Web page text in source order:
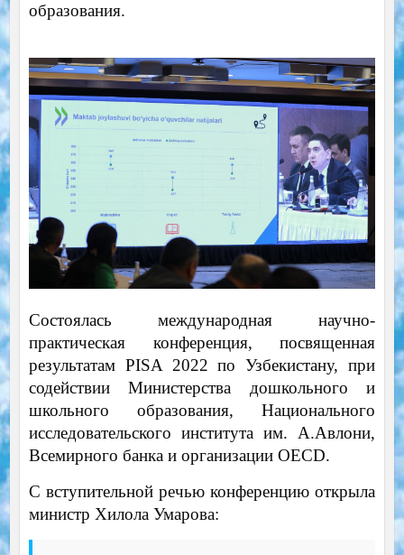
образования.
Состоялась международная научно-
практическая конференция, посвященная
результатам PISA 2022 по Узбекистану, при
содействии Министерства дошкольного и
школьного образования, Национального
исследовательского института им. А.Авлони,
Всемирного банка и организации OECD.
С вступительной речью конференцию открыла
министр Хилола Умарова: